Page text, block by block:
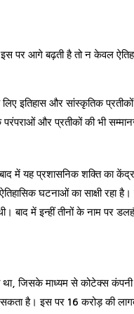
पर आगे बढ़ती है तो न केवल
इतिहास और सांस्कृतिक प्रतीकों
परंपराओं और प्रतीकों की भी
बाद में यह प्रशासनिक शक्ति
घटनाओं का साक्षी रहा
में इन्हीं तीनों के नाम पर
जिसके माध्यम से कोटेक्स कंपनी
है। इस पर 16 करोड़ की